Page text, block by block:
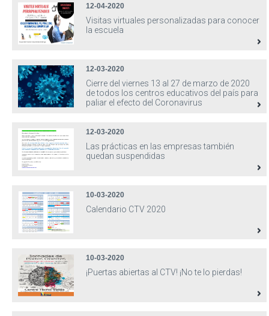
12-04-2020
Visitas virtuales personalizadas para conocer
la escuela
12-03-2020
Cierre del viernes 13 al 27 de marzo de 2020
de todos los centros educativos del país para
paliar el efecto del Coronavirus
12-03-2020
Las prácticas en las empresas también
quedan suspendidas
10-03-2020
Calendario CTV 2020
10-03-2020
¡Puertas abiertas al CTV! ¡No te lo pierdas!